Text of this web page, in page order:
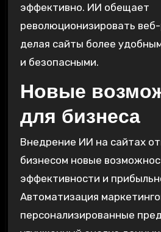
эффективно. ИИ обещает
революционизировать
делая сайты более
и безопасными.
Новые
для бизнеса
Внедрение ИИ на сайтах
бизнесом новые
эффективности и
Автоматизация
персонализированные